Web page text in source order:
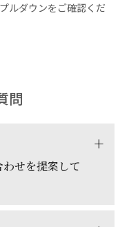
ルダウンをご確認くだ
問
せを提案して